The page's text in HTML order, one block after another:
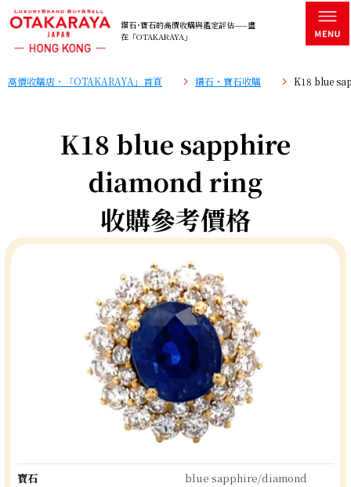
鑽石･寶石的高價收購與鑑定評估——盡
在「OTAKARAYA」
高價收購店・「OTAKARAYA」首頁 鑽石・寶石收購 K18 blue
K18 blue sapphire
diamond ring
收購參考價格
寶石 blue sapphire/diamond